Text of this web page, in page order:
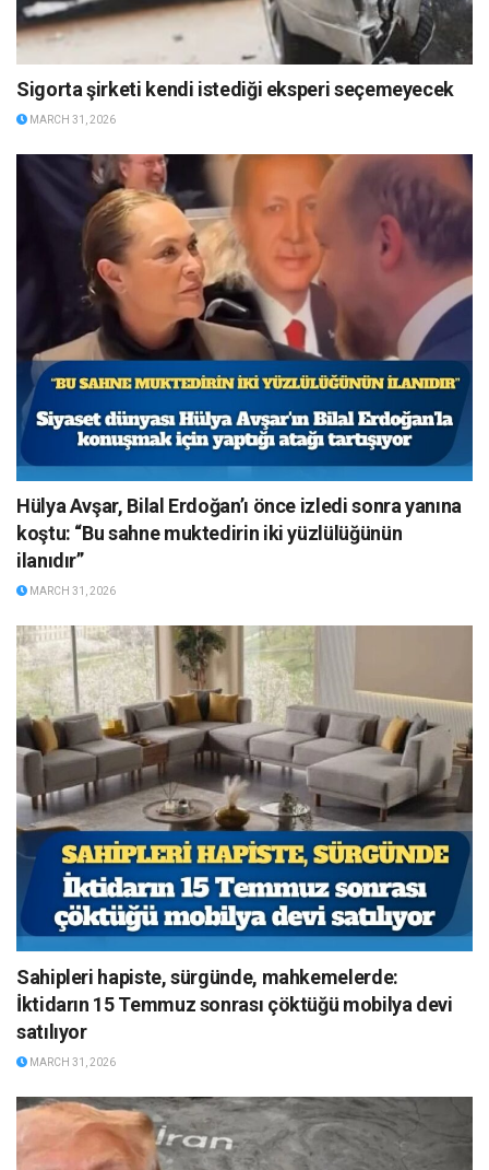
Sigorta şirketi kendi istediği eksperi seçemeyecek
MARCH 31, 2026
Hülya Avşar, Bilal Erdoğan’ı önce izledi sonra yanına
koştu: “Bu sahne muktedirin iki yüzlülüğünün
ilanıdır”
MARCH 31, 2026
Sahipleri hapiste, sürgünde, mahkemelerde:
İktidarın 15 Temmuz sonrası çöktüğü mobilya devi
satılıyor
MARCH 31, 2026